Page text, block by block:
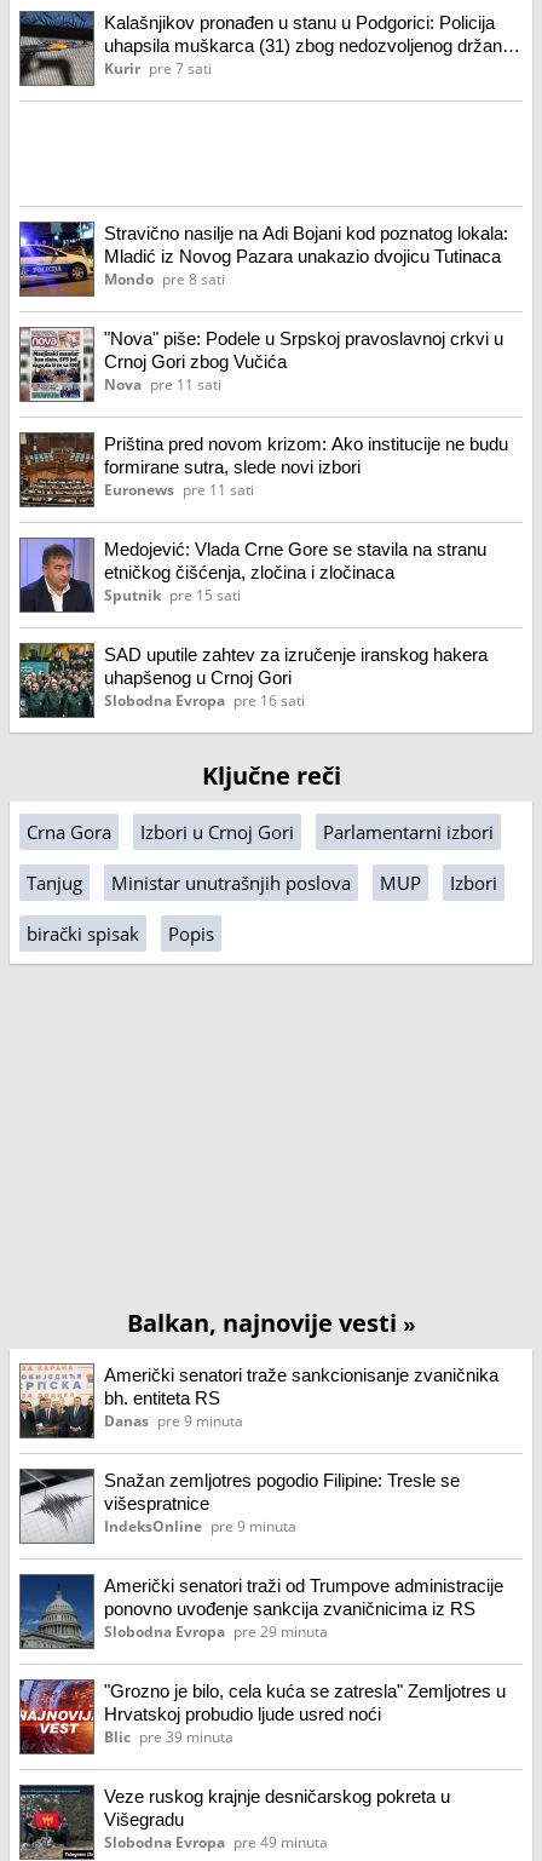
Kalašnjikov pronađen u stanu u Podgorici: Policija
uhapsila muškarca (31) zbog nedozvoljenog držanja
oružja
Kurir pre 7 sati
Stravično nasilje na Adi Bojani kod poznatog lokala:
Mladić iz Novog Pazara unakazio dvojicu Tutinaca
Mondo pre 8 sati
"Nova" piše: Podele u Srpskoj pravoslavnoj crkvi u
Crnoj Gori zbog Vučića
Nova pre 11 sati
Priština pred novom krizom: Ako institucije ne budu
formirane sutra, slede novi izbori
Euronews pre 11 sati
Medojević: Vlada Crne Gore se stavila na stranu
etničkog čišćenja, zločina i zločinaca
Sputnik pre 15 sati
SAD uputile zahtev za izručenje iranskog hakera
uhapšenog u Crnoj Gori
Slobodna Evropa pre 16 sati
Ključne reči
Crna Gora Izbori u Crnoj Gori Parlamentarni izbori
Tanjug Ministar unutrašnjih poslova MUP Izbori
birački spisak Popis
Balkan, najnovije vesti »
Američki senatori traže sankcionisanje zvaničnika
bh. entiteta RS
Danas pre 9 minuta
Snažan zemljotres pogodio Filipine: Tresle se
višespratnice
IndeksOnline pre 9 minuta
Američki senatori traži od Trumpove administracije
ponovno uvođenje sankcija zvaničnicima iz RS
Slobodna Evropa pre 29 minuta
"Grozno je bilo, cela kuća se zatresla" Zemljotres u
Hrvatskoj probudio ljude usred noći
Blic pre 39 minuta
Veze ruskog krajnje desničarskog pokreta u
Višegradu
Slobodna Evropa pre 49 minuta